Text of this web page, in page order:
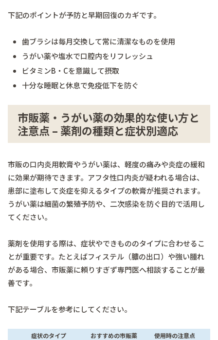
下記のポイントが予防と早期回復のカギです。
歯ブラシは毎月交換して常に清潔なものを使用
うがい薬や塩水で口腔内をリフレッシュ
ビタミンB・Cを意識して摂取
十分な睡眠と休息で免疫低下を防ぐ
市販薬・うがい薬の効果的な使い方と
注意点 – 薬剤の種類と症状別適応
市販の口内炎用軟膏やうがい薬は、軽度の痛みや炎症の緩和
に効果が期待できます。アフタ性口内炎が疑われる場合は、
患部に塗布して炎症を抑えるタイプの軟膏が推奨されます。
うがい薬は細菌の繁殖予防や、二次感染を防ぐ目的で活用し
てください。
薬剤を使用する際は、症状やできもののタイプに合わせるこ
とが重要です。たとえばフィステル（膿の出口）や強い腫れ
がある場合、市販薬に頼りすぎず専門医へ相談することが最
善です。
下記テーブルを参考にしてください。
症状のタイプ おすすめの市販薬 使用時の注意点